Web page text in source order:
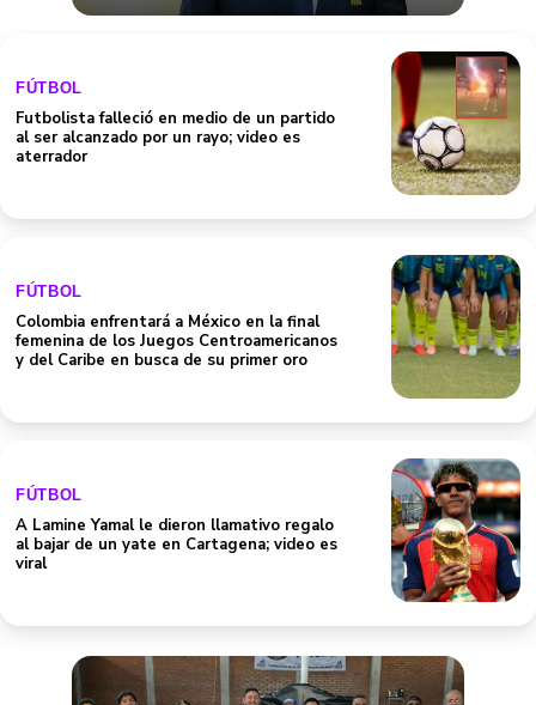
FÚTBOL
Futbolista falleció en medio de un partido
al ser alcanzado por un rayo; video es
aterrador
FÚTBOL
Colombia enfrentará a México en la final
femenina de los Juegos Centroamericanos
y del Caribe en busca de su primer oro
FÚTBOL
A Lamine Yamal le dieron llamativo regalo
al bajar de un yate en Cartagena; video es
viral